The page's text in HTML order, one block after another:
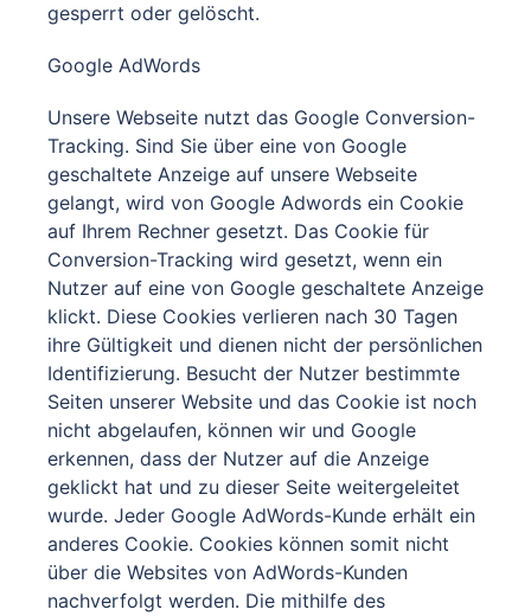
gesperrt oder gelöscht.
Google AdWords
Unsere Webseite nutzt das Google Conversion-
Tracking. Sind Sie über eine von Google
geschaltete Anzeige auf unsere Webseite
gelangt, wird von Google Adwords ein Cookie
auf Ihrem Rechner gesetzt. Das Cookie für
Conversion-Tracking wird gesetzt, wenn ein
Nutzer auf eine von Google geschaltete Anzeige
klickt. Diese Cookies verlieren nach 30 Tagen
ihre Gültigkeit und dienen nicht der persönlichen
Identifizierung. Besucht der Nutzer bestimmte
Seiten unserer Website und das Cookie ist noch
nicht abgelaufen, können wir und Google
erkennen, dass der Nutzer auf die Anzeige
geklickt hat und zu dieser Seite weitergeleitet
wurde. Jeder Google AdWords-Kunde erhält ein
anderes Cookie. Cookies können somit nicht
über die Websites von AdWords-Kunden
nachverfolgt werden. Die mithilfe des